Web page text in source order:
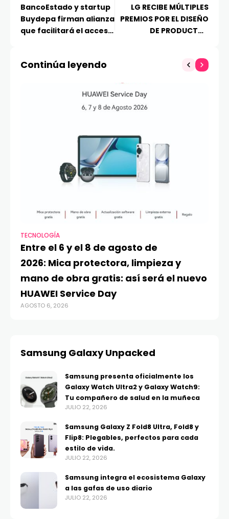
BancoEstado y startup
Buydepa firman alianza
que facilitará el acceso
LG RECIBE MÚLTIPLES
PREMIOS POR EL DISEÑO
DE PRODUCTOS
Continúa leyendo
TECNOLOGÍA
Entre el 6 y el 8 de agosto de
2026: Mica protectora, limpieza y
mano de obra gratis: así será el nuevo
HUAWEI Service Day
AGOSTO 6, 2026
Samsung Galaxy Unpacked
Samsung presenta oficialmente los
Galaxy Watch Ultra2 y Galaxy Watch9:
Tu compañero de salud en la muñeca
JULIO 22, 2026
Samsung Galaxy Z Fold8 Ultra, Fold8 y
Flip8: Plegables, perfectos para cada
estilo de vida.
JULIO 22, 2026
Samsung integra el ecosistema Galaxy
a las gafas de uso diario
JULIO 22, 2026